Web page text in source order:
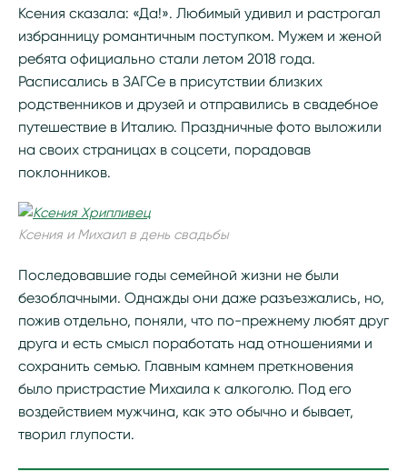
Ксения сказала: «Да!». Любимый удивил и растрогал
избранницу романтичным поступком. Мужем и женой
ребята официально стали летом 2018 года.
Расписались в ЗАГСе в присутствии близких
родственников и друзей и отправились в свадебное
путешествие в Италию. Праздничные фото выложили
на своих страницах в соцсети, порадовав
поклонников.
Ксения и Михаил в день свадьбы
Последовавшие годы семейной жизни не были
безоблачными. Однажды они даже разъезжались, но,
пожив отдельно, поняли, что по-прежнему любят друг
друга и есть смысл поработать над отношениями и
сохранить семью. Главным камнем преткновения
было пристрастие Михаила к алкоголю. Под его
воздействием мужчина, как это обычно и бывает,
творил глупости.